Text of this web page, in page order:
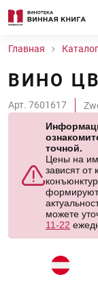
Главная Каталог
ВИНО
Арт. 7601617
точной.
Цены на
зависят от
можете
11-22